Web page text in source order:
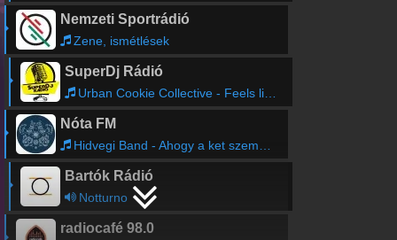
Nemzeti Sportrádió
Zene, ismétlések
SuperDj Rádió
Urban Cookie Collective - Feels like heaven
Nóta FM
Hidvegi Band - Ahogy a ket szemeddel nezel
Bartók Rádió
Notturno
radiocafé 98.0